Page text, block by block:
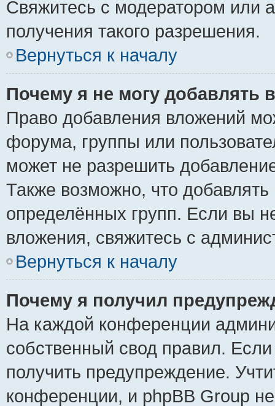
Свяжитесь с модератором или
получения такого разрешения.
Вернуться к началу
Почему я не могу добавлять
Право добавления вложений
форума, группы или
может не разрешить
Также возможно, что
определённых групп. Если вы
вложения, свяжитесь с
Вернуться к началу
Почему я получил
На каждой конференции
собственный свод правил.
получить предупреждение.
конференции, и phpBB Group